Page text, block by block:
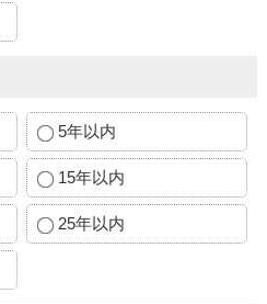
5年以内
15年以内
25年以内